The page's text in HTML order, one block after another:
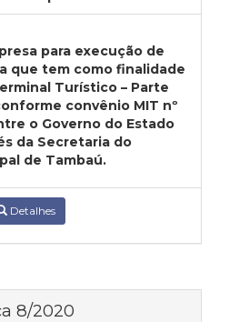
para execução de
que tem como finalidade
Turístico – Parte
convênio MIT nº
o Governo do Estado
da Secretaria do
de Tambaú.
Detalhes
8/2020